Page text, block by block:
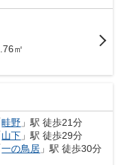
㎡
畦野 」駅 徒歩21分
山下 」駅 徒歩29分
一の鳥居 」駅 徒歩30分